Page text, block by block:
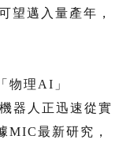
望邁入量產年，
物理AI」
器人正迅速從實
MIC最新研究，